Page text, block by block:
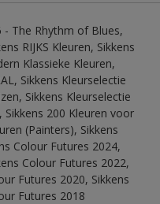
- The Rhythm of Blues,
RIJKS Kleuren, Sikkens
Klassieke Kleuren,
Sikkens Kleurselectie
Sikkens Kleurselectie
200 Kleuren voor
(Painters), Sikkens
Colour Futures 2024,
Colour Futures 2022,
Futures 2020, Sikkens
Futures 2018